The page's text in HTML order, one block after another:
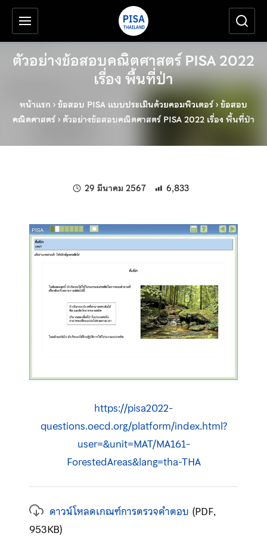
ข้ามไปยังเนื้อหาหลัก
เครื่องมือช่วยเหลือ
ตัวอย่างข้อสอบคณิตศาสตร์ PISA 2022
เรื่อง พื้นที่ป่า
หน้าแรก ›ข้อสอบ PISA แบบประเมินด้วยคอมพิวเตอร์›ข้อสอบ
คณิตศาสตร์› ตัวอย่างข้อสอบคณิตศาสตร์ PISA 2022 เรื่อง พื้นที่ป่า
29 มีนาคม 2567 แก้ไขล่าสุดเมื่อ:
6,833
https://pisa2022-
questions.oecd.org/platform/index.html?
user=&unit=MAT/MA161-
ForestedAreas&lang=tha-THA
ดาวน์โหลดเกณฑ์การตรวจคำตอบ (PDF,
953KB)